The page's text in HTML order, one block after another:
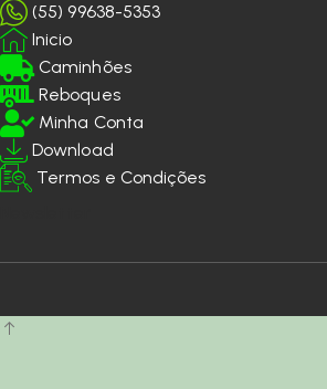
(55) 99638-5353
Inicio
Caminhões
Reboques
Minha Conta
Download
Termos e Condições